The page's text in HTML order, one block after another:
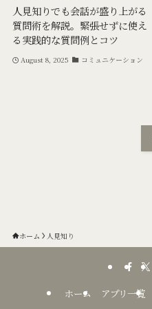
人見知りでも会話が盛り上がる
質問術を解説。緊張せずに使え
る実践的な質問例とコツ
August 8, 2025 コミュニケーション
ホーム 人見知り
ホーム アプリ一覧